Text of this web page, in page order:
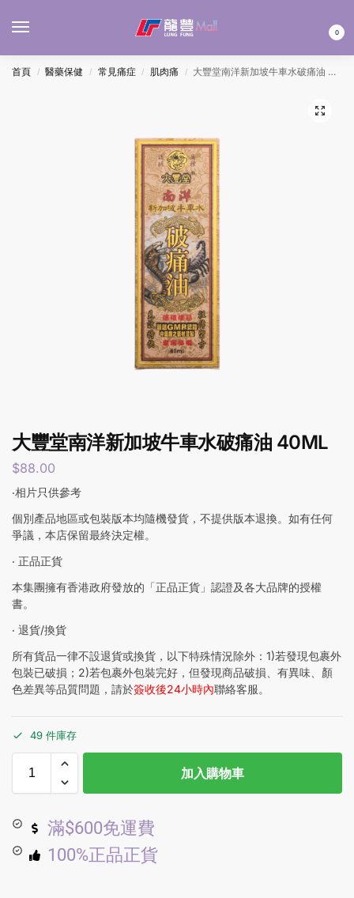
0
首頁 / 醫藥保健 / 常見痛症 / 肌肉痛 / 大豐堂南洋新加坡牛車水破痛油 40ML
大豐堂南洋新加坡牛車水破痛油 40ML
$88.00
‧相片只供參考
個別產品地區或包裝版本均隨機發貨，不提供版本退換。如有任何
爭議，本店保留最終決定權。
‧ 正品正貨
本集團擁有香港政府發放的「正品正貨」認證及各大品牌的授權
書。
‧ 退貨/換貨
所有貨品一律不設退貨或換貨，以下特殊情況除外：1)若發現包裹外
包裝已破損；2)若包裹外包裝完好，但發現商品破損、有異味、顏
色差異等品質問題，請於簽收後24小時內聯絡客服。
49 件庫存
加入購物車
滿$600免運費
100%正品正貨